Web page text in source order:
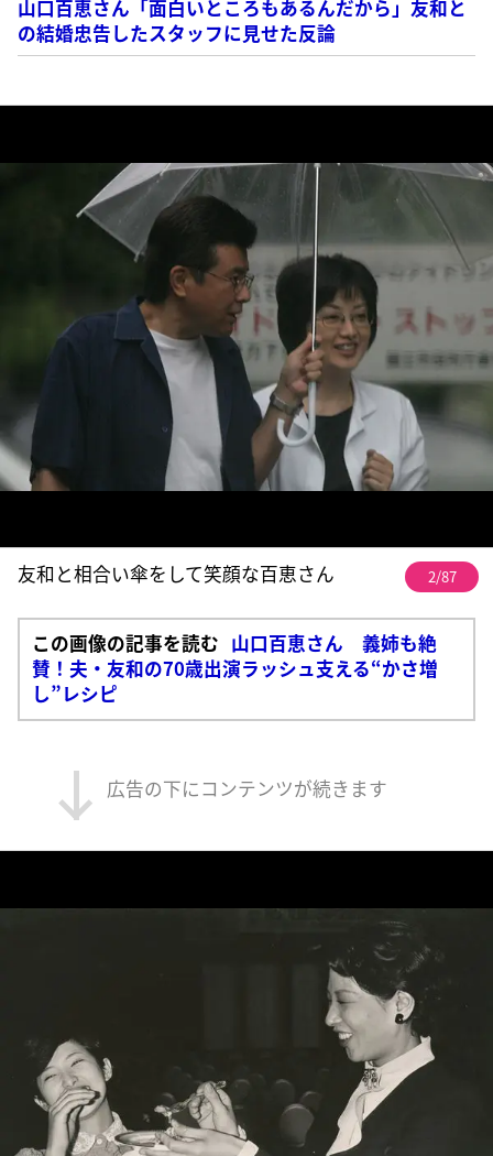
山口百恵さん「面白いところもあるんだから」友和と
の結婚忠告したスタッフに見せた反論
友和と相合い傘をして笑顔な百恵さん 2/87
この画像の記事を読む 山口百恵さん 義姉も絶
賛！夫・友和の70歳出演ラッシュ支える“かさ増
し”レシピ
広告の下にコンテンツが続きます